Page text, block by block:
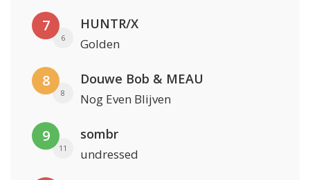
7
6
HUNTR/X
Golden
8
8
Douwe Bob & MEAU
Nog Even Blijven
9
11
sombr
undressed